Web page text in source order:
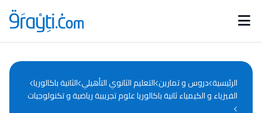
Catégories
d'actualités
Annonces bourses
الرئيسية دروس و تمارين التعليم الثانوي التأهيلي الثانية باكالوريا
الفيزياء و الكيمياء ثانية باكالوريا علوم تجريبية رياضية و تكنولوجيات